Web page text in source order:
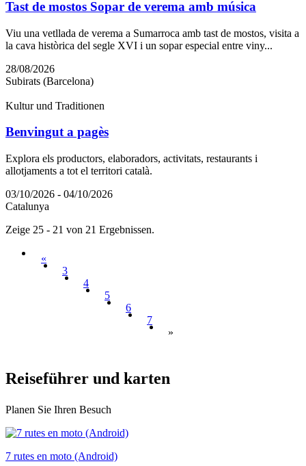
Tast de mostos Sopar de verema amb música
Viu una vetllada de verema a Sumarroca amb tast de mostos, visita a
la cava històrica del segle XVI i un sopar especial entre viny...
28/08/2026
Subirats (Barcelona)
Kultur und Traditionen
Benvingut a pagès
Explora els productors, elaboradors, activitats, restaurants i
allotjaments a tot el territori català.
03/10/2026 - 04/10/2026
Catalunya
Zeige 25 - 21 von 21 Ergebnissen.
«
3
4
5
6
7
»
Reiseführer und karten
Planen Sie Ihren Besuch
7 rutes en moto (Android)